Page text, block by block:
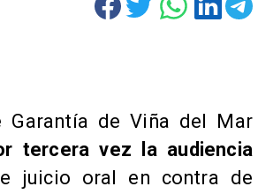
Garantía de Viña del Mar
tercera vez la audiencia
juicio oral en contra de